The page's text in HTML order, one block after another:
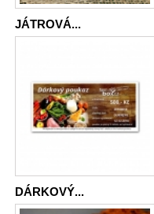
JÁTROVÁ...
DÁRKOVÝ...